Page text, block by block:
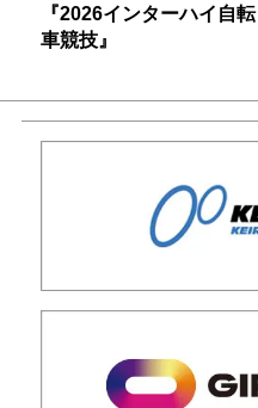
『2026インターハイ自転
車競技』